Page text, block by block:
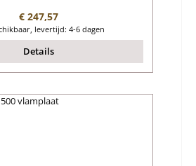
Normale prijs:
€ 247,57
levertijd: 4-6 dagen
Details